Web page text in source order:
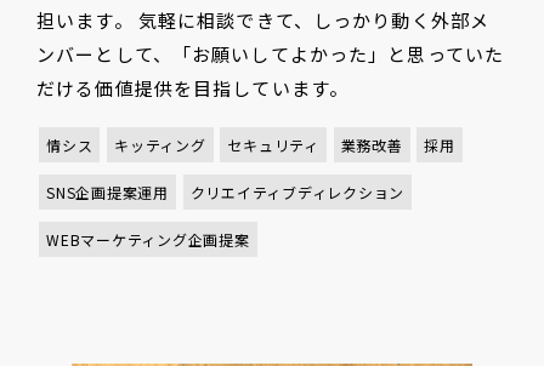
担います。 気軽に相談できて、しっかり動く外部メ
ンバーとして、「お願いしてよかった」と思っていた
だける価値提供を目指しています。
情シス キッティング セキュリティ 業務改善 採用
SNS企画提案運用 クリエイティブディレクション
WEBマーケティング企画提案